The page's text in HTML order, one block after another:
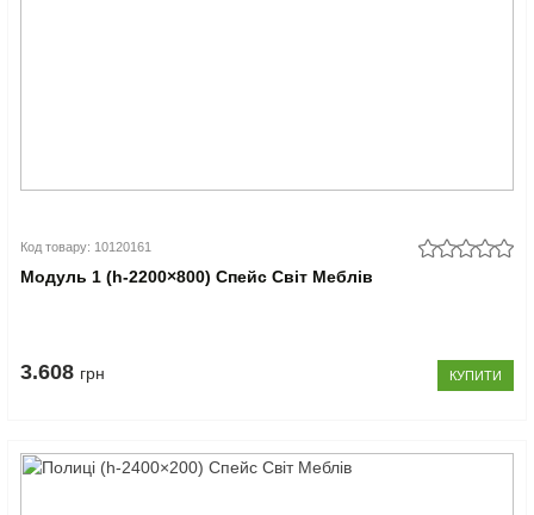
Код товару: 10120161
Модуль 1 (h-2200×800) Спейс Світ Меблів
3.608 грн КУПИТИ